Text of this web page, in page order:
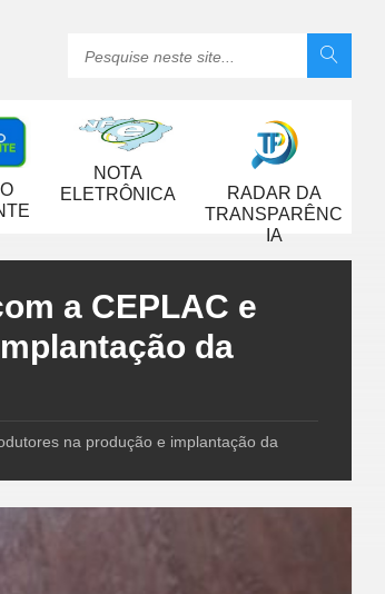
NOTA
ELETRÔNICA
RADAR DA
TRANSPARÊNC
IA
a CEPLAC e
da
na produção e implantação da